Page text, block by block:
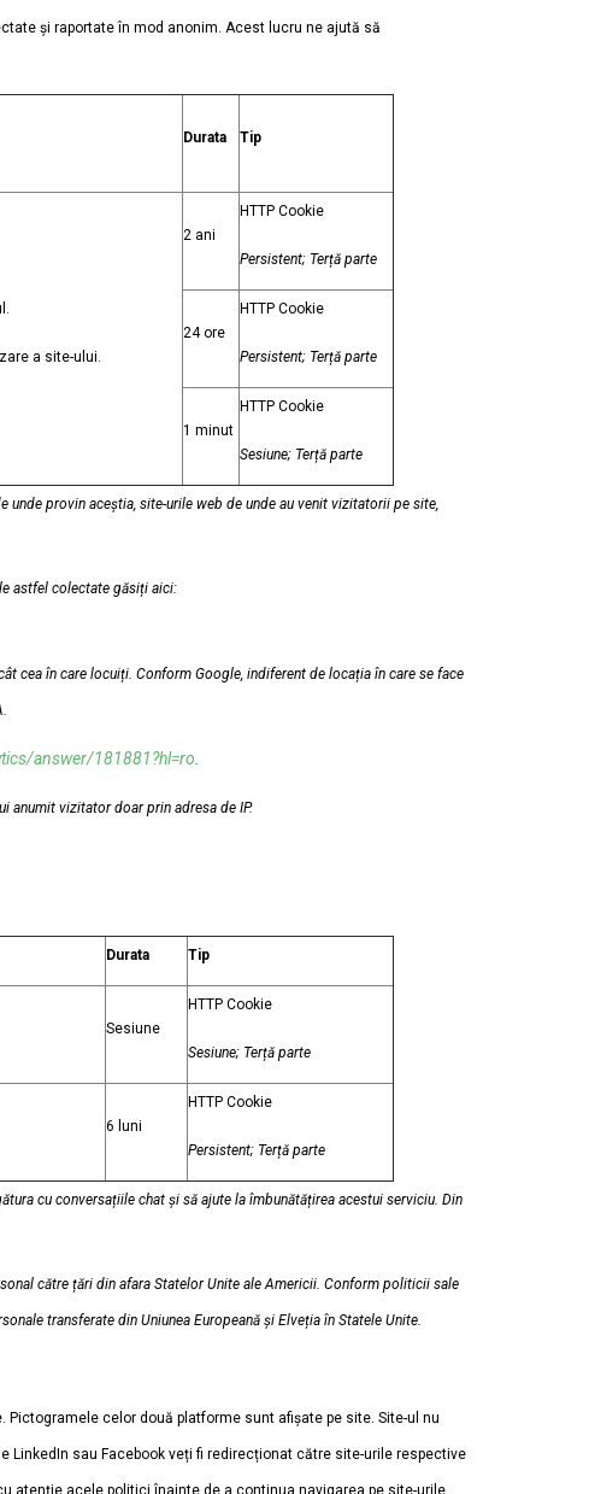
și raportate în mod anonim. Acest lucru ne ajută să
Durata Tip
a site-ului.
2 ani
HTTP Cookie
Persistent; Terță parte
24 ore
HTTP Cookie
Persistent; Terță parte
1 minut
HTTP Cookie
Sesiune; Terță parte
provin aceștia, site-urile web de unde au venit vizitatorii pe site,
astfel colectate găsiți aici:
cea în care locuiți. Conform Google, indiferent de locația în care se face
answer/181881?hl=ro
anumit vizitator doar prin adresa de IP.
Durata Tip
Sesiune
HTTP Cookie
Sesiune; Terță parte
6 luni
HTTP Cookie
Persistent; Terță parte
cu conversațiile chat și să ajute la îmbunătățirea acestui serviciu. Din
către țări din afara Statelor Unite ale Americii. Conform politicii sale
transferate din Uniunea Europeană și Elveția în Statele Unite.
celor două platforme sunt afișate pe site. Site-ul nu
sau Facebook veți fi redirecționat către site-urile respective
atenție acele politici înainte de a continua navigarea pe site-urile